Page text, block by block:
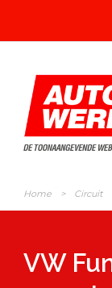
Home > Circuit
VW